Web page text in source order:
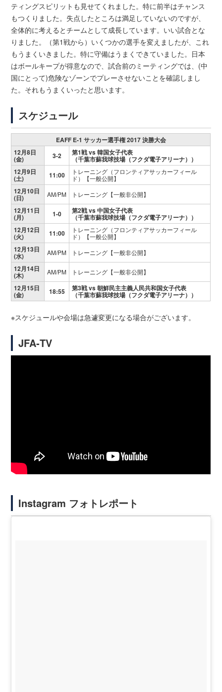
ティングスピリットも見せてくれました。特に前半はチャンス
もつくりました。失点したところは満足していないのですが、
全体的に考えるとチームとして成長しています。いい試合とな
りました。（第1戦から）いくつかの選手を変えましたが、これ
もうまくいきました。特に守備はうまくできていました。日本
はボールキープが得意なので、試合前のミーティングでは、(中
国にとって)危険なゾーンでプレーさせないことを確認しまし
た。それもうまくいったと思います。
スケジュール
EAFF E-1 サッカー選手権 2017 決勝大会
12月8日
(金) 3-2 第1戦 vs 韓国女子代表
（千葉市蘇我球技場（フクダ電子アリーナ））
12月9日
(土) 11:00
トレーニング（フロンティアサッカーフィール
ド）【一般公開】
12月10日
(日) AM/PM トレーニング【一般非公開】
12月11日
(月) 1-0 第2戦 vs 中国女子代表
（千葉市蘇我球技場（フクダ電子アリーナ））
12月12日
(火) 11:00
トレーニング（フロンティアサッカーフィール
ド）【一般公開】
12月13日
(水) AM/PM トレーニング【一般非公開】
12月14日
(木) AM/PM トレーニング【一般非公開】
12月15日
(金) 18:55 第3戦 vs 朝鮮民主主義人民共和国女子代表
（千葉市蘇我球技場（フクダ電子アリーナ））
※スケジュールや会場は急遽変更になる場合がございます。
JFA‐TV
Instagram フォトレポート